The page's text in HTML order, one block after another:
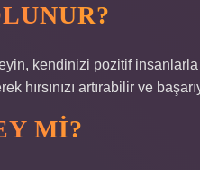
kendinizi pozitif
hırsınızı artırabilir ve
MI?